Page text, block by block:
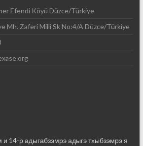
Efendi Köyü Düzce/Türkiye
Mh. Zaferi Milli Sk No:4/A Düzce/Türkiye
и 14-р адыгабзэмрэ адыгэ тхыбзэмрэ я